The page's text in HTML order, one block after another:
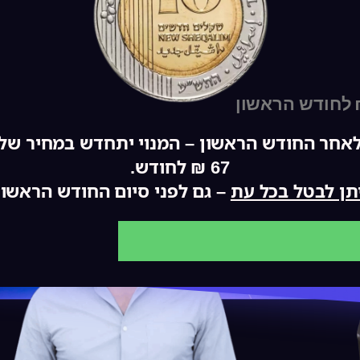
החודש הראשון – המנוי יתחדש במחיר
67 ₪ לחודש.
לבטל בכל עת – גם לפני סיום החודש אני
להצטרף